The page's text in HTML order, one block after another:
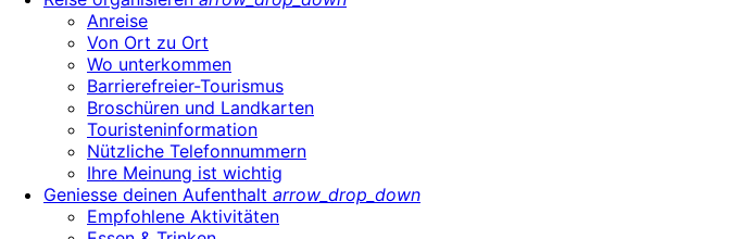
Anreise
Von Ort zu Ort
Wo unterkommen
Barrierefreier-Tourismus
Broschüren und Landkarten
Touristeninformation
Nützliche Telefonnummern
Ihre Meinung ist wichtig
Geniesse deinen Aufenthalt arrow_drop_down
Empfohlene Aktivitäten